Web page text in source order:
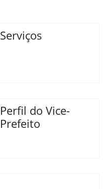
Serviços
Perfil do Vice-
Prefeito